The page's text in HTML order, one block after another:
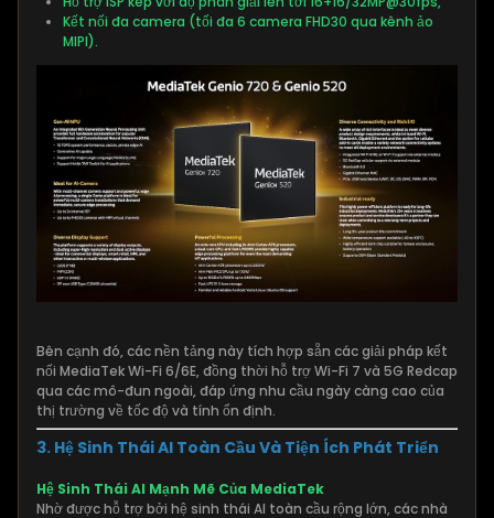
Kết nối đa camera (tối đa 6 camera FHD30 qua kênh ảo
MIPI).
Bên cạnh đó, các nền tảng này tích hợp sẵn các giải pháp kết
nối MediaTek Wi-Fi 6/6E, đồng thời hỗ trợ Wi-Fi 7 và 5G Redcap
qua các mô-đun ngoài, đáp ứng nhu cầu ngày càng cao của
thị trường về tốc độ và tính ổn định.
3. Hệ Sinh Thái AI Toàn Cầu Và Tiện Ích Phát Triển
Hệ Sinh Thái AI Mạnh Mẽ Của MediaTek
Nhờ được hỗ trợ bởi hệ sinh thái AI toàn cầu rộng lớn, các nhà